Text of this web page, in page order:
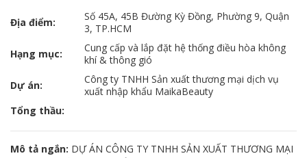
Địa điểm:
Số 45A, 45B Đường Kỳ Đồng, Phường 9, Quận
3, TP.HCM
Hạng mục:
Cung cấp và lắp đặt hệ thống điều hòa không
khí & thông gió
Dự án:
Công ty TNHH Sản xuất thương mại dịch vụ
xuất nhập khẩu MaikaBeauty
Tổng thầu:
Mô tả ngắn: DỰ ÁN CÔNG TY TNHH SẢN XUẤT THƯƠNG MẠI